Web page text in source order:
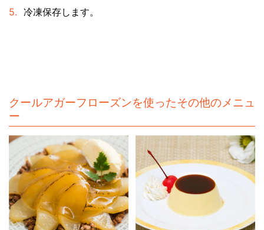
冷凍保存します。
クールアガーフローズンを使ったその他のメニュ
ー